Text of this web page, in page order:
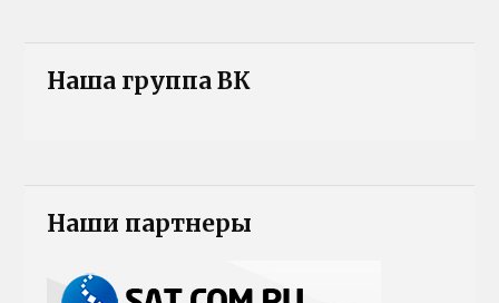
Наша группа ВК
Наши партнеры